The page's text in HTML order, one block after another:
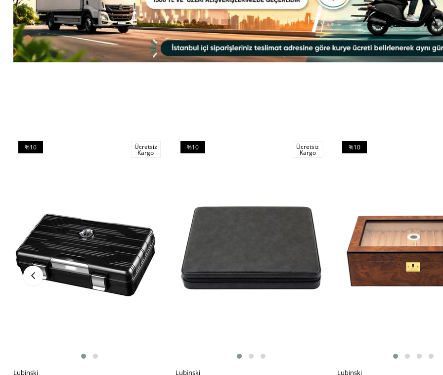
%10
Ücretsiz
Kargo
Lubinski
%10
Ücretsiz
Kargo
Lubinski
%10
Lubinski